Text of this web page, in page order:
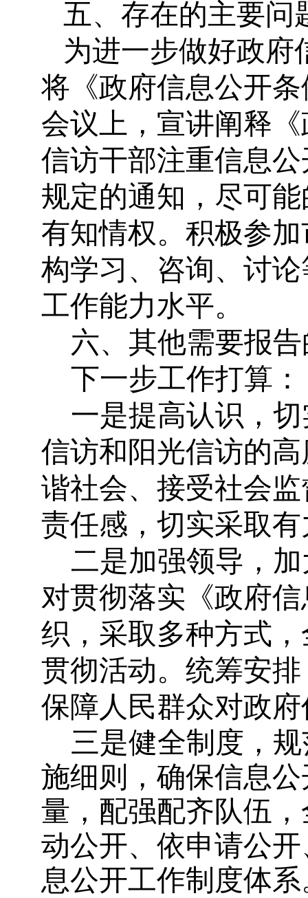
五、存在的主要问
为进一步做好政府
将《政府信息公开
会议上，宣讲阐释
信访干部注重信息
规定的通知，尽可
有知情权。积极参
构学习、咨询、讨
工作能力水平。
六、其他需要报
下一步工作打算：
一是提高认识，
信访和阳光信访的
谐社会、接受社会
责任感，切实采取
二是加强领导，
对贯彻落实《政府
织，采取多种方式
贯彻活动。统筹安
保障人民群众对政
三是健全制度，
施细则，确保信息
量，配强配齐队伍
动公开、依申请公
息公开工作制度体